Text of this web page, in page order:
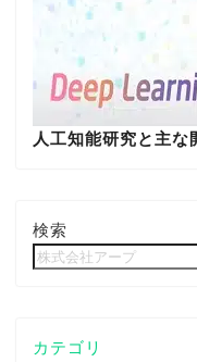
人工知能研究と主な
検索
カテゴリ